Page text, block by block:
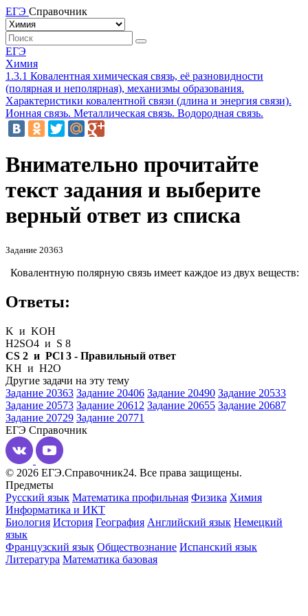
ЕГЭ Справочник
ЕГЭ
Химия
1.3.1 Ковалентная химическая связь, её разновидности
(полярная и неполярная), механизмы образования.
Характеристики ковалентной связи (длина и энергия связи).
Ионная связь. Металлическая связь. Водородная связь.
Внимательно прочитайте
текст задания и выберите
верный ответ из списка
Задание 20363
Ковалентную полярную связь имеет каждое из двух веществ:
Ответы:
K и KOH
H2SO4 и S 8
CS 2 и PCl 3 - Правильный ответ
KH и H2O
Другие задачи на эту тему
Задание 20363 Задание 20406 Задание 20490 Задание 20533
Задание 20573 Задание 20612 Задание 20655 Задание 20687
Задание 20729 Задание 20771
ЕГЭ Справочник
© 2026 ЕГЭ.Справочник24. Все права защищены.
Предметы
Русский язык Математика профильная Физика Химия
Информатика и ИКТ
Биология История География Английский язык Немецкий
язык
Французский язык Обществознание Испанский язык
Литература Математика базовая